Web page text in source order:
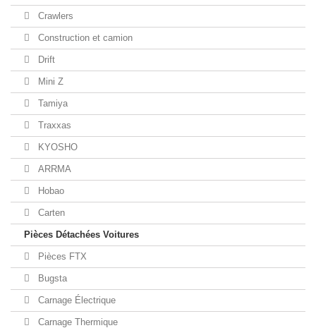
Crawlers
Construction et camion
Drift
Mini Z
Tamiya
Traxxas
KYOSHO
ARRMA
Hobao
Carten
Pièces Détachées Voitures
Pièces FTX
Bugsta
Carnage Électrique
Carnage Thermique